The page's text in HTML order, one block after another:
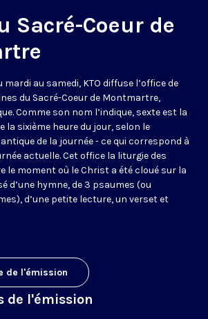
Sacré-Coeur de
mardi au samedi, KTO diffuse l’office de
du Sacré-Coeur de Montmartre,
. Comme son nom l’indique, sexte est la
la sixième heure du jour, selon le
de la journée - ce qui correspond à
actuelle. Cet office la liturgie des
le moment où le Christ a été cloué sur la
d’une hymne, de 3 psaumes (ou
d’une petite lecture, un verset et
de l'émission
de l'émission